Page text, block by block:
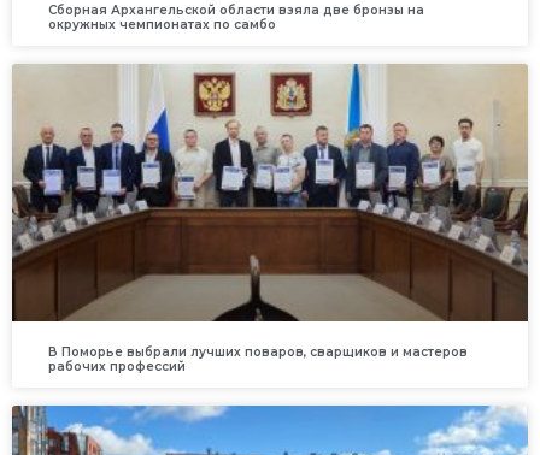
Сборная Архангельской области взяла две бронзы на
окружных чемпионатах по самбо
В Поморье выбрали лучших поваров, сварщиков и мастеров
рабочих профессий